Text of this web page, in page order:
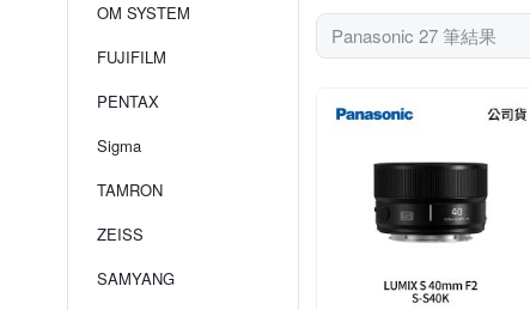
OM SYSTEM
FUJIFILM
PENTAX
Sigma
TAMRON
ZEISS
SAMYANG
Panasonic 27 筆結果